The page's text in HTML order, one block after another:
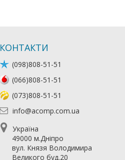
КОНТАКТИ
(098)808-51-51
(066)808-51-51
(073)808-51-51
info@acomp.com.ua
Україна
49000 м.Дніпро
вул. Князя Володимира
Великого буд.20